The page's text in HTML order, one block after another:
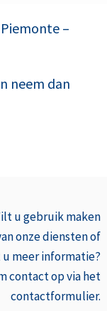
–
neem dan
u gebruikmaken
onze diensten of
meer informatie?
contact op via het
contactformulier.